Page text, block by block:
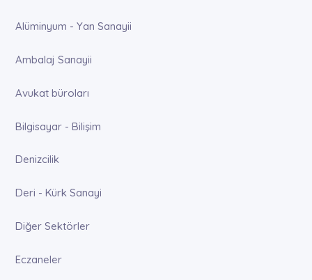
Alüminyum - Yan Sanayii
Ambalaj Sanayii
Avukat büroları
Bilgisayar - Bilişim
Denizcilik
Deri - Kürk Sanayi
Diğer Sektörler
Eczaneler